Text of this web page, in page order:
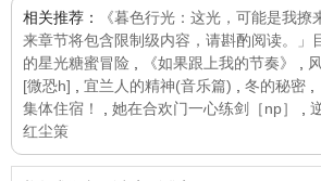
相关推荐：
《暮色行光：这光，可能是我
来章节将包含限制级内容，请斟酌阅读。」
的星光糖蜜冒险
《如果跟上我的节奏》
[微恐h]
宜兰人的精神(音乐篇) 冬的秘密
集体住宿！
她在合欢门一心练剑［np］
红尘策